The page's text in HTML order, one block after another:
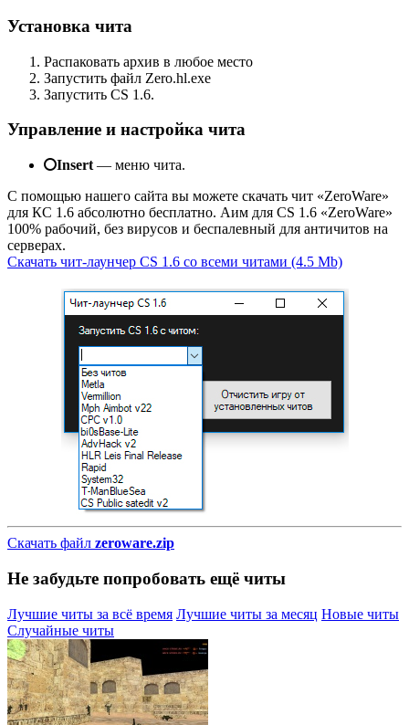
Установка чита
Распаковать архив в любое место
Запустить файл Zero.hl.exe
Запустить CS 1.6.
Управление и настройка чита
Insert — меню чита.
С помощью нашего сайта вы можете скачать чит «ZeroWare»
для КС 1.6 абсолютно бесплатно. Аим для CS 1.6 «ZeroWare»
100% рабочий, без вирусов и беспалевный для античитов на
серверах.
Скачать чит-лаунчер CS 1.6 со всеми читами (4.5 Mb)
Скачать файл zeroware.zip
Не забудьте попробовать ещё читы
Лучшие читы за всё время Лучшие читы за месяц Новые читы
Случайные читы